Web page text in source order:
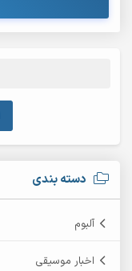
دسته بندی
آلبوم
اخبار موسیقی